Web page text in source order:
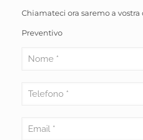
Chiamateci ora saremo a
Preventivo